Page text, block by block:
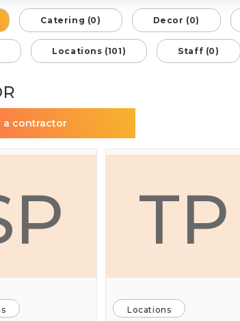
Catering (0) Decor (0)
Locations (101) Staff (0)
a contractor
ТР
Locations